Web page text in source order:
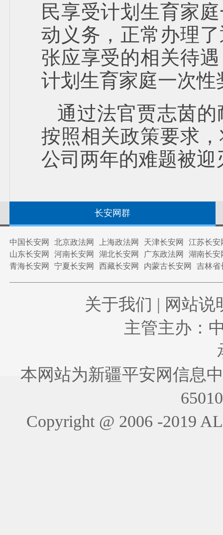
民享受计划生育家
动义务，正常办理
张应享受的相关待
计划生育家庭一次
通过法官贾志茵
按照相关政策要求
公司两年的难题被
长安网群
中国长安网 北京政法网 上海政法网 天津长安网
江苏长安
山东长安网
河南长安网 湖北长安网 广东政法网
湖南长安
青海长安网
宁夏长安网 西藏长安网 内蒙古长安网 吉林省
关于我们 | 网站说
主管主办：
本网站为新疆平安网信息
Copyright @ 2006 -2019